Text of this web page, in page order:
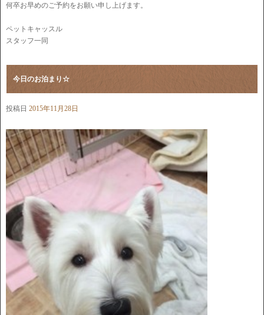
何卒お早めのご予約をお願い申し上げます。
ペットキャッスル
スタッフ一同
今日のお泊まり☆
投稿日 2015年11月28日